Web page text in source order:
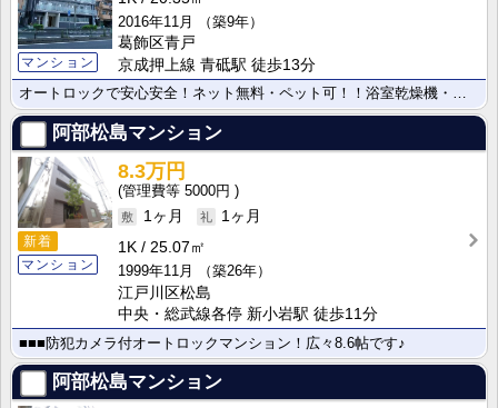
マンション
2016年11月
（築9年）
葛飾区青戸
京成押上線 青砥駅 徒歩13分
オートロックで安心安全！ネット無料・ペット可！！浴室乾燥機・宅配ボックスなどその他設備豊富☆
阿部松島マンション
新着
マンション
8.3万円
5000円
1ヶ月
1ヶ月
1K
25.07㎡
1999年11月
（築26年）
江戸川区松島
中央・総武線各停 新小岩駅 徒歩11分
■■■防犯カメラ付オートロックマンション！広々8.6帖です♪
阿部松島マンション